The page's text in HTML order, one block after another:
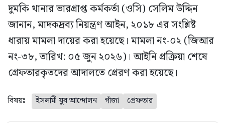
দুমকি থানার ভারপ্রাপ্ত কর্মকর্তা (ওসি) সেলিম উদ্দিন
জানান, মাদকদ্রব্য নিয়ন্ত্রণ আইন, ২০১৮ এর সংশ্লিষ্ট
ধারায় মামলা দায়ের করা হয়েছে। মামলা নং-০২ (জিআর
নং-৩৮, তারিখ: ০৫ জুন ২০২৬)। আইনি প্রক্রিয়া শেষে
গ্রেফতারকৃতদের আদালতে প্রেরণ করা হয়েছে।
বিষয়ঃ ইসলামী যুব আন্দোলন গাঁজা গ্রেফতার